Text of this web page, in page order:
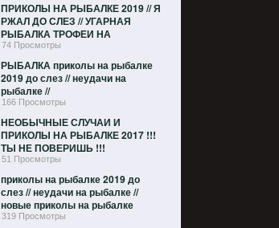
ПРИКОЛЫ НА РЫБАЛКЕ 2019 // Я
РЖАЛ ДО СЛЕЗ // УГАРНАЯ
РЫБАЛКА ТРОФЕИ НА
РЫБАЛКЕ
74 Просмотры
РЫБАЛКА приколы на рыбалке
2019 до слез // неудачи на
рыбалке //
166 Просмотры
НЕОБЫЧНЫЕ СЛУЧАИ И
ПРИКОЛЫ НА РЫБАЛКЕ 2017 !!!
ТЫ НЕ ПОВЕРИШЬ !!!
ИНТЕРЕСНЫЕ МОМЕНТЫ НА
РЫБАЛКЕ Щука
51 Просмотры
приколы на рыбалке 2019 до
слез // неудачи на рыбалке //
новые приколы на рыбалке
319 Просмотры